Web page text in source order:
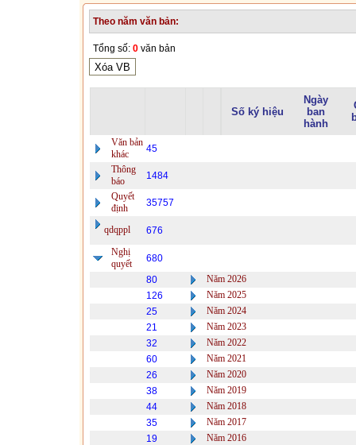
Theo năm văn bản:
Tổng số: 0 văn bản
Số ký hiệu
Ngày
ban
hành
Văn bản
khác
45
Thông
báo
1484
Quyết
định
35757
qdqppl
676
Nghị
quyết
680
80
Năm 2026
126
Năm 2025
25
Năm 2024
21
Năm 2023
32
Năm 2022
60
Năm 2021
26
Năm 2020
38
Năm 2019
44
Năm 2018
35
Năm 2017
19
Năm 2016